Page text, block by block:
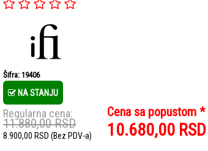
Šifra: 19406
NA STANJU
Regularna cena:
11.880,00RSD
8.900,00 RSD (Bez PDV-a)
Cena sa popustom *
10.680,00 RSD